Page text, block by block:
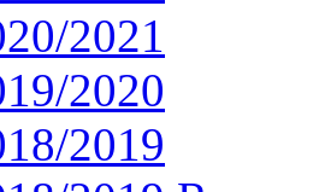
2021
2020
2019